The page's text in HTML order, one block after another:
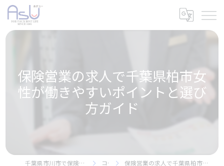
保険営業の求人で千葉県柏市女
性が働きやすいポイントと選び
方ガイド
千葉県市川市で保険の求人なら株式会社アスユー コラム 保険営業の求人で千葉県柏市女性が働きやすいポイントと選び方ガイド